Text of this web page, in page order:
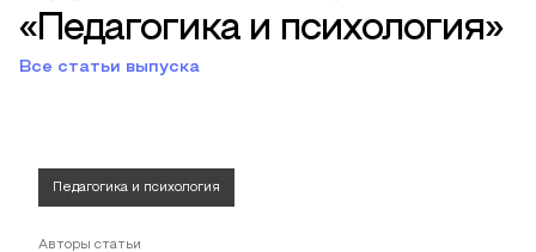
«Педагогика и психология»
Все статьи выпуска
Педагогика и психология
Авторы статьи